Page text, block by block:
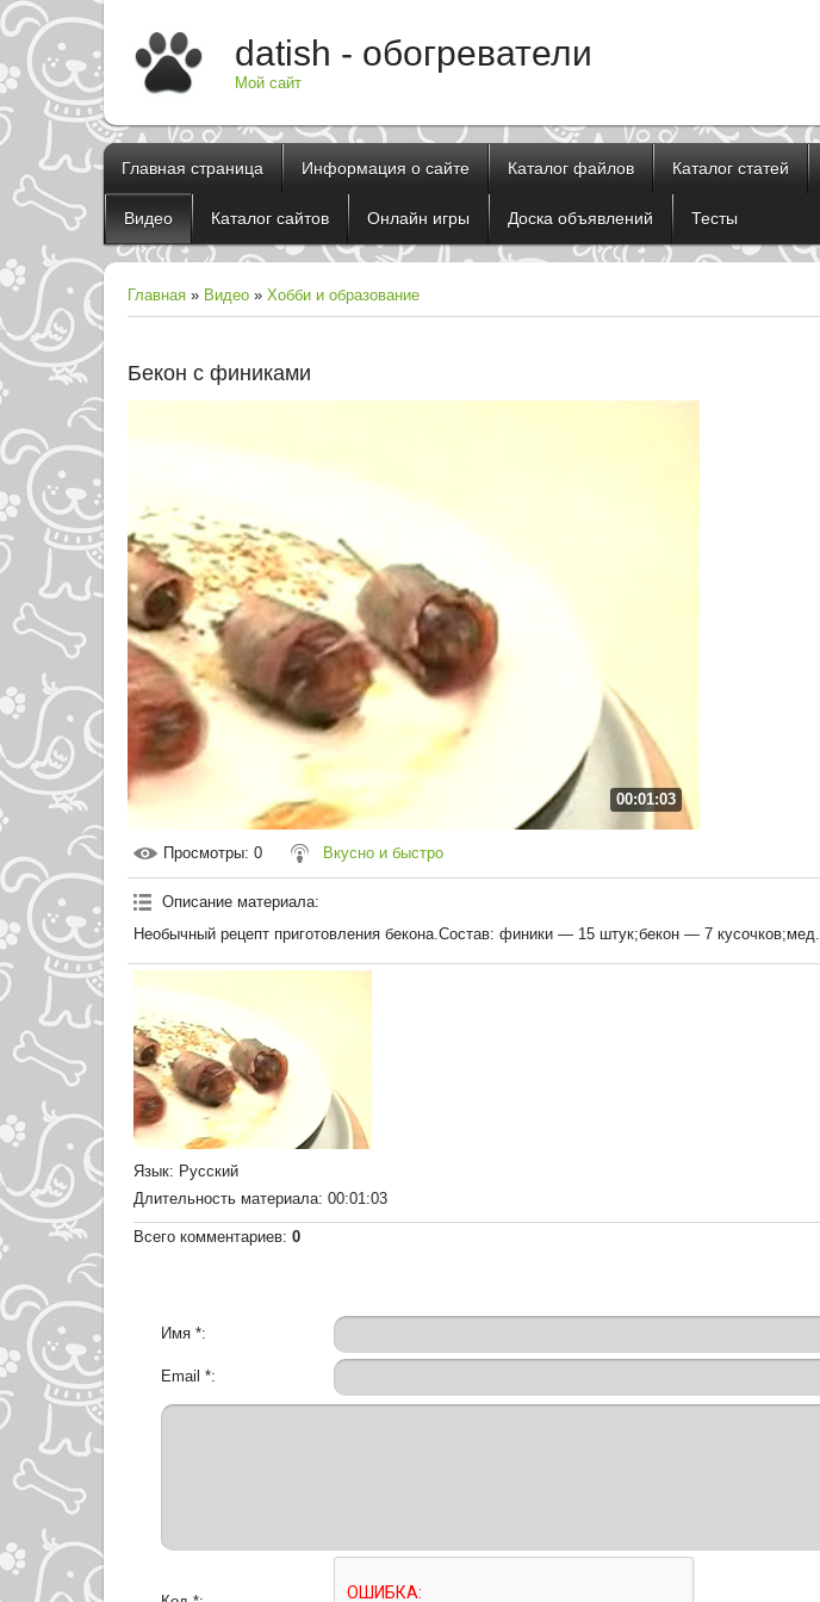
datish - обогреватели
Мой сайт
Главная страница Информация о сайте Каталог файлов Каталог статей
Видео Каталог сайтов Онлайн игры Доска объявлений Тесты
Главная » Видео » Хобби и образование
Бекон с финиками
00:01:03
Просмотры: 0 Вкусно и быстро
Описание материала:
Необычный рецепт приготовления бекона.Состав: финики — 15 штук;бекон — 7 кусочков;мед.
Язык: Русский
Длительность материала: 00:01:03
Всего комментариев: 0
Имя *:
Email *: